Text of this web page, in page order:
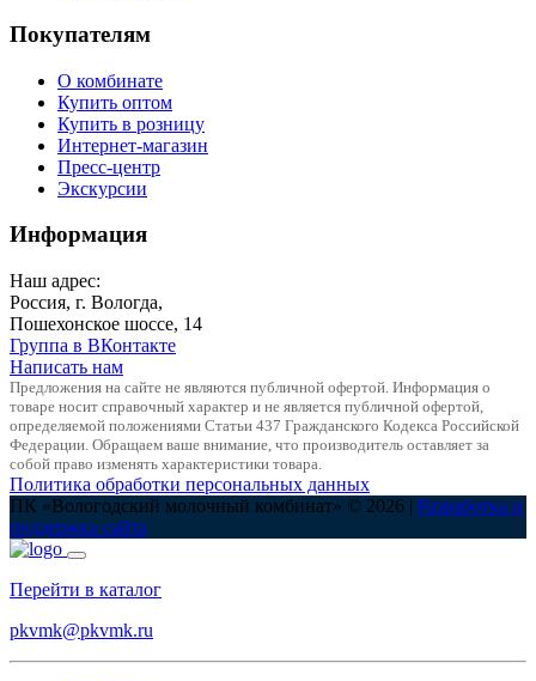
Покупателям
О комбинате
Купить оптом
Купить в розницу
Интернет-магазин
Пресс-центр
Экскурсии
Информация
Наш адрес:
Россия, г. Вологда,
Пошехонское шоссе, 14
Группа в ВКонтакте
Написать нам
Предложения на сайте не являются публичной офертой. Информация о
товаре носит справочный характер и не является публичной офертой,
определяемой положениями Статьи 437 Гражданского Кодекса Российской
Федерации. Обращаем ваше внимание, что производитель оставляет за
собой право изменять характеристики товара.
Политика обработки персональных данных
ПК «Вологодский молочный комбинат» © 2026 | Разработка и
поддержка сайта
Перейти в каталог
pkvmk@pkvmk.ru